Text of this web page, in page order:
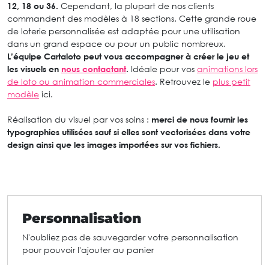
12, 18 ou 36. Cependant, la plupart de nos clients
commandent des modèles à 18 sections. Cette grande roue
de loterie personnalisée est adaptée pour une utilisation
dans un grand espace ou pour un public nombreux.
L’équipe Cartaloto peut vous accompagner à créer le jeu et
les visuels en nous contactant. Idéale pour vos animations lors
de loto ou animation commerciales. Retrouvez le plus petit
modèle ici.
Réalisation du visuel par vos soins : merci de nous fournir les
typographies utilisées sauf si elles sont vectorisées dans votre
design ainsi que les images importées sur vos fichiers.
Personnalisation
N'oubliez pas de sauvegarder votre personnalisation
pour pouvoir l'ajouter au panier